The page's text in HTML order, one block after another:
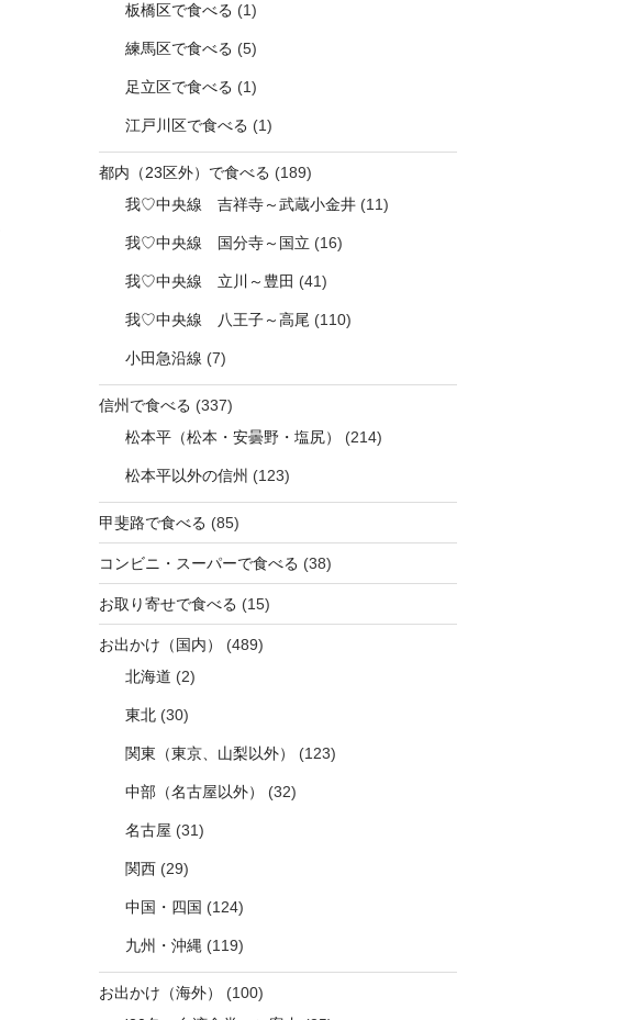
板橋区で食べる (1)
練馬区で食べる (5)
足立区で食べる (1)
江戸川区で食べる (1)
都内（23区外）で食べる (189)
我♡中央線 吉祥寺～武蔵小金井 (11)
我♡中央線 国分寺～国立 (16)
我♡中央線 立川～豊田 (41)
我♡中央線 八王子～高尾 (110)
小田急沿線 (7)
信州で食べる (337)
松本平（松本・安曇野・塩尻）
(214)
松本平以外の信州 (123)
甲斐路で食べる (85)
コンビニ・スーパーで食べる (38)
お取り寄せで食べる (15)
お出かけ（国内）
(489)
北海道 (2)
東北 (30)
関東（東京、山梨以外） (123)
中部（名古屋以外） (32)
名古屋 (31)
関西 (29)
中国・四国 (124)
九州・沖縄 (119)
お出かけ（海外）
(100)